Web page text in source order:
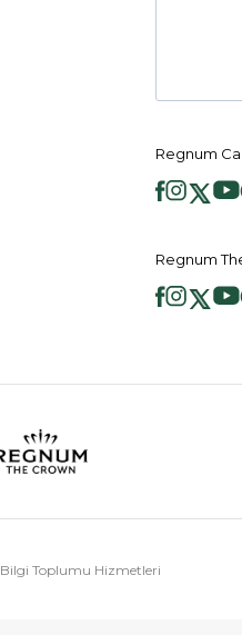
Regnum
Regnum
Bilgi Toplumu Hizmetleri